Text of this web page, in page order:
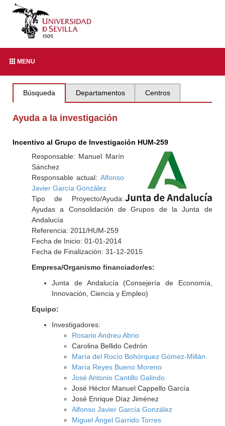
MENU
Búsqueda Departamentos Centros
Ayuda a la investigación
Incentivo al Grupo de Investigación HUM-259
Responsable: Manuel Marín
Sánchez
Responsable actual: Alfonso
Javier García González
Tipo de Proyecto/Ayuda:
Ayudas a Consolidación de Grupos de la Junta de
Andalucía
Referencia: 2011/HUM-259
Fecha de Inicio: 01-01-2014
Fecha de Finalización: 31-12-2015
Empresa/Organismo financiador/es:
Junta de Andalucía (Consejería de Economía,
Innovación, Ciencia y Empleo)
Equipo:
Investigadores:
Rosario Andreu Abrio
Carolina Bellido Cedrón
María del Rocío Bohórquez Gómez-Millán
María Reyes Bueno Moreno
José Antonio Cantillo Galindo
José Héctor Manuel Cappello García
José Enrique Díaz Jiménez
Alfonso Javier García González
Miguel Ángel Garrido Torres